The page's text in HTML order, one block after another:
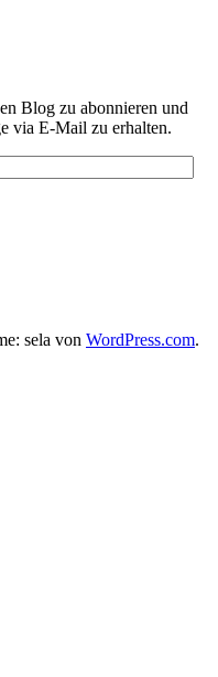
Blog zu abonnieren und
via E-Mail zu erhalten.
sela von WordPress.com.